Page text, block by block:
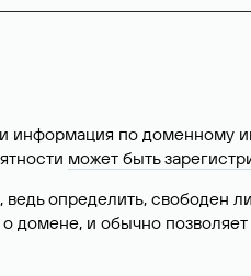
информация по доменному
может быть
определить,
и обычно